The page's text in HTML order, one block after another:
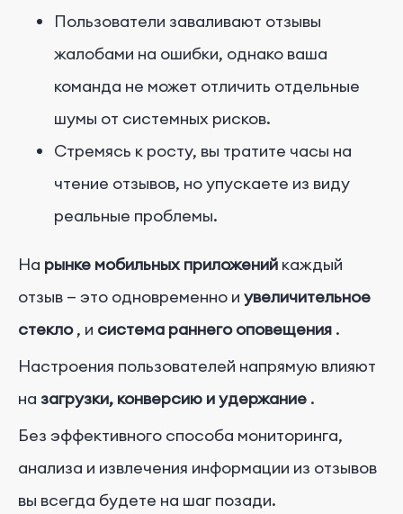
Пользователи заваливают отзывы
жалобами на ошибки, однако ваша
команда не может отличить отдельные
шумы от системных рисков.
Стремясь к росту, вы тратите часы на
чтение отзывов, но упускаете из виду
реальные проблемы.
На рынке мобильных приложений каждый
отзыв — это одновременно и увеличительное
стекло , и система раннего оповещения .
Настроения пользователей напрямую влияют
на загрузки, конверсию и удержание .
Без эффективного способа мониторинга,
анализа и извлечения информации из отзывов
вы всегда будете на шаг позади.